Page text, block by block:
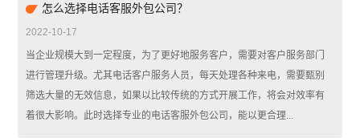
怎么选择电话客服外包公司？
2022-10-17
当企业规模大到一定程度，为了更好地服务客户，需要对客户服务部门
进行管理升级。尤其电话客户服务人员，每天处理各种来电，需要甄别
筛选大量的无效信息，如果以比较传统的方式开展工作，将会对效率有
着很大影响。此时选择专业的电话客服外包公司，能以更合理...